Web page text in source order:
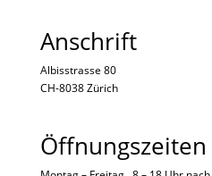
Anschrift
Albisstrasse 80
CH-8038 Zürich
Öffnungszeiten